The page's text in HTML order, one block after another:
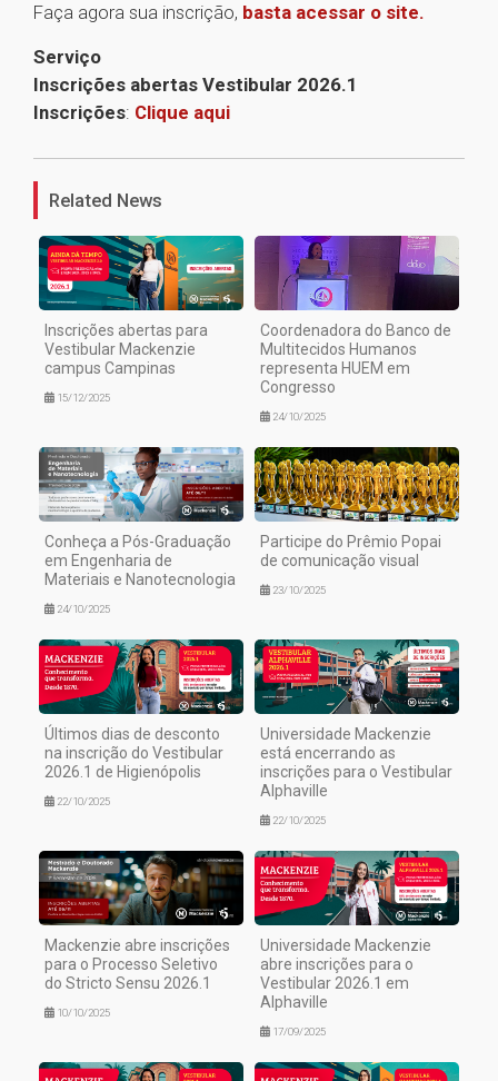
Faça agora sua inscrição, basta acessar o site.
Serviço
Inscrições abertas Vestibular 2026.1
Inscrições: Clique aqui
Related News
Inscrições abertas para
Vestibular Mackenzie
campus Campinas
15/12/2025
Coordenadora do Banco de
Multitecidos Humanos
representa HUEM em
Congresso
24/10/2025
Conheça a Pós-Graduação
em Engenharia de
Materiais e Nanotecnologia
24/10/2025
Participe do Prêmio Popai
de comunicação visual
23/10/2025
Últimos dias de desconto
na inscrição do Vestibular
2026.1 de Higienópolis
22/10/2025
Universidade Mackenzie
está encerrando as
inscrições para o Vestibular
Alphaville
22/10/2025
Mackenzie abre inscrições
para o Processo Seletivo
do Stricto Sensu 2026.1
10/10/2025
Universidade Mackenzie
abre inscrições para o
Vestibular 2026.1 em
Alphaville
17/09/2025